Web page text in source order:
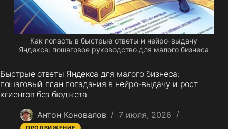
Как попасть в быстрые ответы и нейро-выдачу
Яндекса: пошаговое руководство для малого бизнеса
Быстрые ответы Яндекса для малого бизнеса:
пошаговый план попадания в нейро-выдачу и рост
клиентов без бюджета
Антон Коновалов 7 июля, 2026